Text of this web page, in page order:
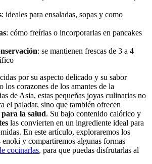
: ideales para ensaladas, sopas y como
: cómo freírlas o incorporarlas en pancakes
: se mantienen frescas de 3 a 4
por su aspecto delicado y su sabor
los corazones de los amantes de la
de Asia, estas pequeñas joyas culinarias no
el paladar, sino que también ofrecen
para la salud. Su bajo contenido calórico y
las convierten en un ingrediente ideal para
En este artículo, exploraremos los
enoki y compartiremos algunas formas
cocinarlas, para que puedas disfrutarlas al